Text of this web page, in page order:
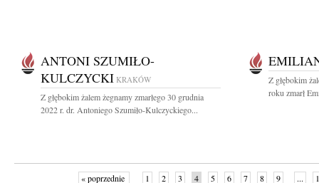
ANTONI SZUMIŁO-
KULCZYCKI KRAKÓW
Z głębokim żalem żegnamy zmarłego 30 grudnia
2022 r. dr. Antoniego Szumiło-Kulczyckiego...
Z głębokim
roku zmarł
« poprzednie 1 2 3 4 5 6 7 8 9 ...